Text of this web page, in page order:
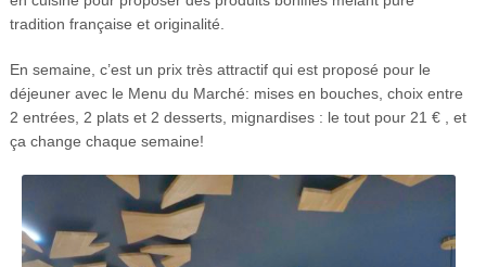
tradition française et originalité.
En semaine, c’est un prix très attractif qui est proposé pour le
déjeuner avec le Menu du Marché: mises en bouches, choix entre
2 entrées, 2 plats et 2 desserts, mignardises : le tout pour 21 € , et
ça change chaque semaine!